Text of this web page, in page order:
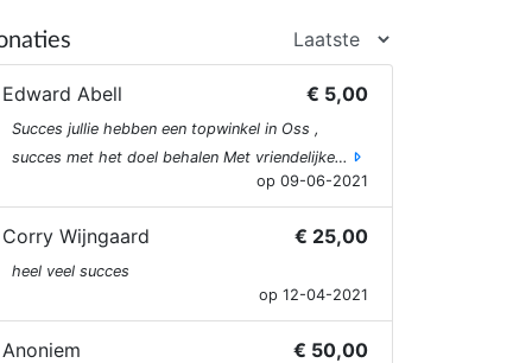
Edward Abell € 5,00
Succes jullie hebben een topwinkel in Oss ,
succes met het doel behalen Met vriendelijke…
op 09-06-2021
Corry Wijngaard € 25,00
heel veel succes
op 12-04-2021
Anoniem € 50,00